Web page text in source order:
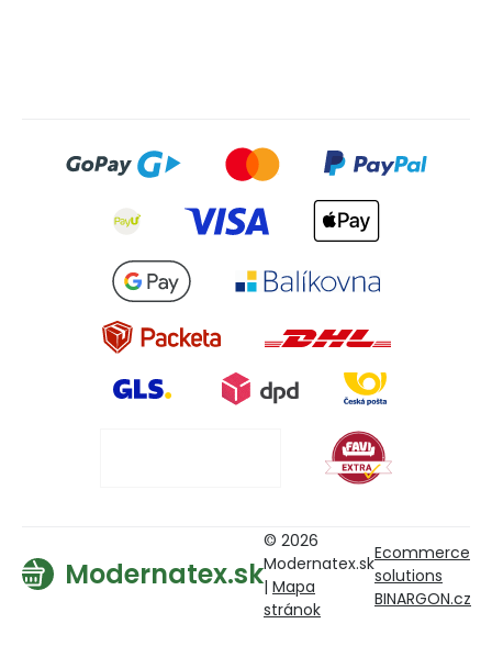
Modernatex.sk
© 2026
Modernatex.sk
| Mapa
stránok
Ecommerce
solutions
BINARGON.cz